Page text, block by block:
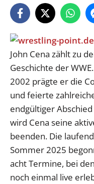
John Cena zählt zu
Geschichte der
2002 prägte er die
und feierte
endgültiger
wird Cena seine
beenden. Die
Sommer 2025
acht Termine, bei
noch einmal live